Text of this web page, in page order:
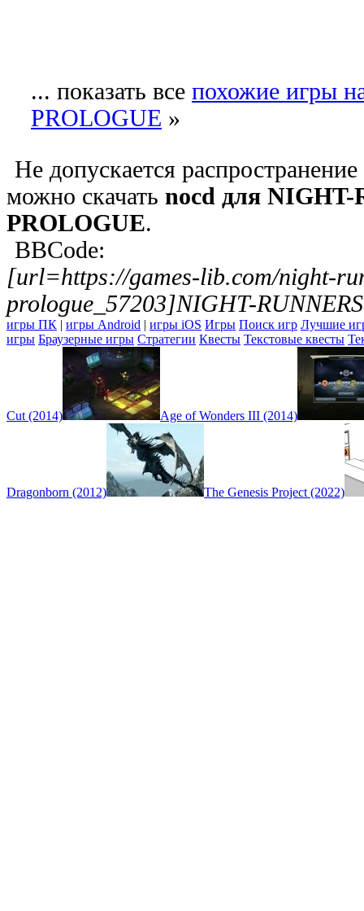
... показать все похожие игры
PROLOGUE »
Не допускается
можно скачать nocd для NIGHT-
PROLOGUE.
BBCode:
[url=https://games-lib.com/night-
prologue_57203]NIGHT-
игры ПК | игры Android | игры iOS Игры Поиск игр Лучшие
игры Браузерные игры Стратегии Квесты Текстовые квесты
Cut (2014) Age of Wonders III (2014)
Dragonborn (2012) The Genesis Project (2022)